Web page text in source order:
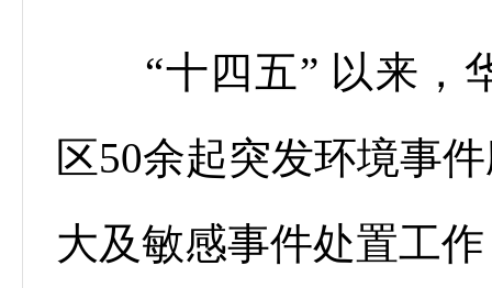
“十四五” 以来，
区50余起突发环境事
大及敏感事件处置工